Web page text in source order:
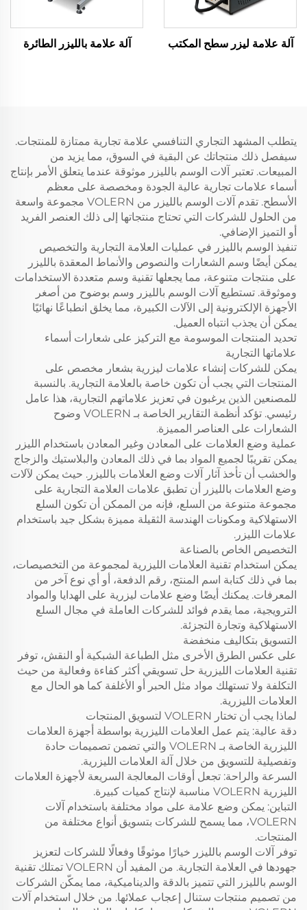
آلة علامة ليزر سطح المكتب آلة علامة بالليزر الطائرة
يتطلب المشهد التجاري التنافسي علامة تجارية ممتازة للمنتجات.
سيفصل ذلك منتجاتك عن البقية في السوق، مما يزيد من
المبيعات. تعتبر آلات الوسم بالليزر موثوقة عندما يتعلق الأمر بإنتاج
أسماء علامات تجارية عالية الجودة ومخصصة على معظم
الأسطح. تقدم آلات الوسم بالليزر من VOLERN مجموعة واسعة
من الحلول للشركات التي تحتاج منتجاتها إلى ذلك العنصر الفريد
أو التميز الإضافي.
تنفيذ الوسم بالليزر في عمليات العلامة التجارية والتخصيص
يمكن أيضًا وسم الشعارات والنصوص والأنماط المعقدة بالليزر
على منتجات متنوعة، مما يجعلها تقنية وسم متعددة الاستخدامات
وموثوقة. تستطيع آلات الوسم بالليزر وسم بوضوح من أصغر
الأجهزة الإلكترونية إلى الآلات الكبيرة، مما يخلق انطباعًا نهائيًا
يمكن أن يجذب انتباه العميل.
تحديد المنتجات الموسومة مع التركيز على شعارات أسماء
علاماتها التجارية
يمكن للشركات إنشاء علامات ليزرية بشعار مخصص على
المنتجات التي يجب أن تكون خاصة بالعلامة التجارية. بالنسبة
للمصنعين الذين يرغبون في تعزيز علاماتهم التجارية، هذا عامل
رئيسي. تؤكد أنظمة التقارير الخاصة بـ VOLERN وضوح
الشعارات على العناصر المميزة.
عملية وضع العلامات على المعادن وغير المعادن باستخدام الليزر
يمكن تقريبًا لجميع المواد بما في ذلك المعادن والبلاستيك والزجاج
والخشب أن تأخذ آثار آلات وضع العلامات بالليزر. حيث يمكن لآلات
وضع العلامات بالليزر أن تطبق علامات العلامة التجارية على
مجموعة متنوعة من السلع، فإنه من الممكن أن تكون السلع
الاستهلاكية ومكونات الهندسة الثقيلة مميزة بشكل جيد باستخدام
علامات الليزر.
التخصيص الخاص بالصناعة
يمكن استخدام تقنية العلامات الليزرية لمجموعة من التخصيصات،
بما في ذلك كتابة اسم المنتج، رقم الدفعة، أو أي نوع آخر من
المعرفات. يمكنك أيضًا وضع علامات ليزرية على الهدايا والمواد
الترويجية، مما يقدم فوائد للشركات العاملة في مجال السلع
الاستهلاكية وتجارة التجزئة.
التسويق بتكاليف منخفضة
على عكس الطرق الأخرى مثل الطباعة الشبكية أو النقش، توفر
تقنية العلامات الليزرية حل تسويقي أكثر كفاءة وفعالية من حيث
التكلفة ولا تستهلك مواد مثل الحبر أو الأغلفة كما هو الحال مع
العلامات الليزرية.
لماذا يجب أن تختار VOLERN لتسويق المنتجات
دقة عالية: يتم عمل العلامات الليزرية بواسطة أجهزة العلامات
الليزرية الخاصة بـ VOLERN والتي تضمن تصميمات حادة
وتفصيلية للتسويق من خلال آلة العلامات الليزرية.
السرعة والراحة: تجعل أوقات المعالجة السريعة لأجهزة العلامات
الليزرية VOLERN مناسبة لإنتاج كميات كبيرة.
التباين: يمكن وضع علامة على مواد مختلفة باستخدام آلات
VOLERN، مما يسمح للشركات بتسويق أنواع مختلفة من
المنتجات.
توفر آلات الوسم بالليزر خيارًا موثوقًا وفعالًا للشركات لتعزيز
جهودها في العلامة التجارية. من المفيد أن VOLERN تمتلك تقنية
الوسم بالليزر التي تتميز بالدقة والديناميكية، مما يمكّن الشركات
من تصميم منتجات ستنال إعجاب عملائها. من خلال استخدام آلات